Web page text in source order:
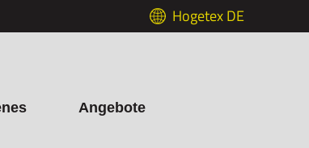
Hogetex DE
Angebote